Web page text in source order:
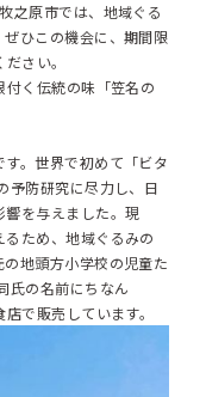
之原市では、地域ぐる
ひこの機会に、期間限
さい。
く伝統の味「笠名の
。世界で初めて「ビタ
予防研究に尽力し、日
を与えました。現
ため、地域ぐるみの
地頭方小学校の児童た
氏の名前にちなん
で販売しています。